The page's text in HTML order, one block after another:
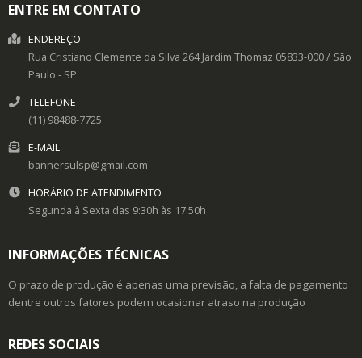
ENTRE EM CONTATO
ENDEREÇO
Rua Cristiano Clemente da Silva 264 Jardim Thomaz 05833-000/ São
Paulo - SP
TELEFONE
(11) 98488-7725
E-MAIL
bannersulsp@gmail.com
HORÁRIO DE ATENDIMENTO
Segunda à Sexta das 9:30h às 17:50h
INFORMAÇÕES TÉCNICAS
O prazo de produção é apenas uma previsão, a falta de pagamento
dentre outros fatores podem ocasionar atraso na produção
REDES SOCIAIS